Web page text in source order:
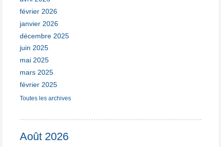
février 2026
janvier 2026
décembre 2025
juin 2025
mai 2025
mars 2025
février 2025
Toutes les archives
Août 2026